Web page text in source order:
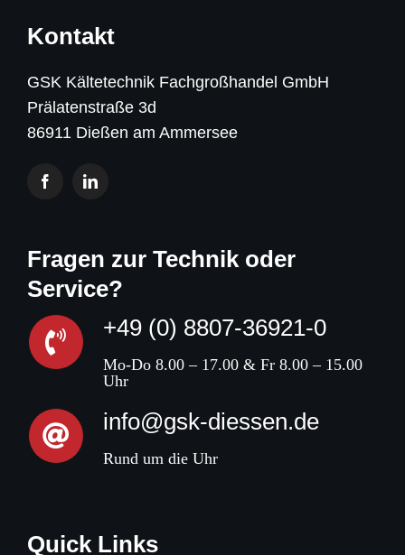
Kontakt
GSK Kältetechnik Fachgroßhandel GmbH
Prälatenstraße 3d
86911 Dießen am Ammersee
Fragen zur Technik oder
Service?
+49 (0) 8807-36921-0
Mo-Do 8.00 – 17.00 & Fr 8.00 – 15.00
Uhr
info@gsk-diessen.de
Rund um die Uhr
Quick Links